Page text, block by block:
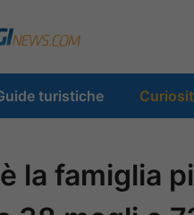
turistiche
la famiglia